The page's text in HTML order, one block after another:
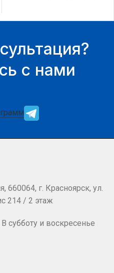
с нами
660064, г. Красноярск, ул.
214 / 2 этаж
субботу и воскресенье